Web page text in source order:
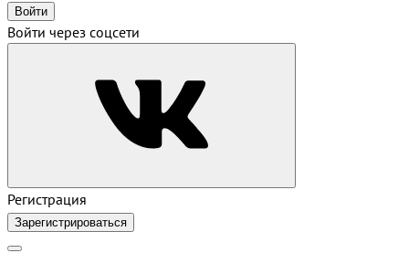
Войти
Войти через соцсети
Регистрация
Зарегистрироваться